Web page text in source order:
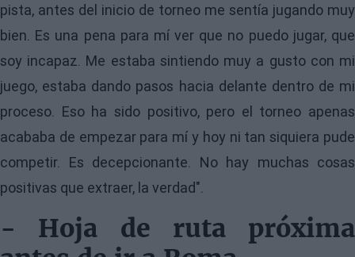
pista, antes del inicio de torneo me sentía jugando muy
bien. Es una pena para mí ver que no puedo jugar, que
soy incapaz. Me estaba sintiendo muy a gusto con mi
juego, estaba dando pasos hacia delante dentro de mi
proceso. Eso ha sido positivo, pero el torneo apenas
acababa de empezar para mí y hoy ni tan siquiera pude
competir. Es decepcionante. No hay muchas cosas
positivas que extraer, la verdad".
- Hoja de ruta próxima